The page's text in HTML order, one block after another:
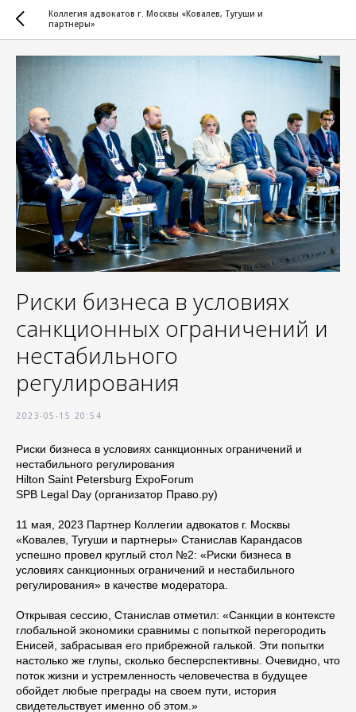
Коллегия адвокатов г. Москвы «Ковалев, Тугуши и
партнеры»
Риски бизнеса в условиях
санкционных ограничений и
нестабильного
регулирования
2023-05-15 20:54
Риски бизнеса в условиях санкционных ограничений и
нестабильного регулирования
Hilton Saint Petersburg ExpoForum
SPB Legal Day (организатор Право.ру)
11 мая, 2023 Партнер Коллегии адвокатов г. Москвы
«Ковалев, Тугуши и партнеры» Станислав Карандасов
успешно провел круглый стол №2: «Риски бизнеса в
условиях санкционных ограничений и нестабильного
регулирования» в качестве модератора.
Открывая сессию, Станислав отметил: «Санкции в контексте
глобальной экономики сравнимы с попыткой перегородить
Енисей, забрасывая его прибрежной галькой. Эти попытки
настолько же глупы, сколько бесперспективны. Очевидно, что
поток жизни и устремленность человечества в будущее
обойдет любые преграды на своем пути, история
свидетельствует именно об этом.»